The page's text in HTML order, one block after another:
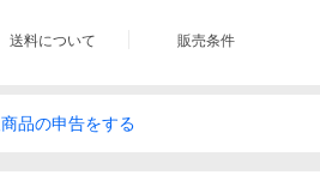
送料について 販売条件
商品の申告をする